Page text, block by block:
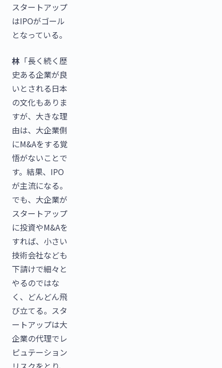
スタートアップ
はIPOがゴール
となっている。
林 「長く続く歴
史ある企業が良
いとされる日本
の文化もありま
すが、大きな理
由は、大企業側
にM&Aをする覚
悟がないことで
す。結果、IPO
が主流になる。
でも、大企業が
スタートアップ
に投資やM&Aを
すれば、小さい
技術会社なども
下請けで細々と
やるのではな
く、どんどん飛
び立てる。スタ
ートアップは大
企業の代理でレ
ピュテーション